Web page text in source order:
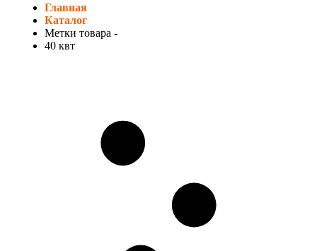
Главная
Каталог
Метки товара -
40 квт